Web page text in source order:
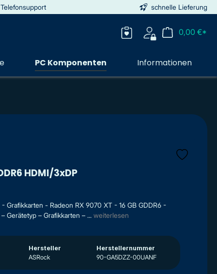
schnelle Lieferung
0,00 €*
PC Komponenten Informationen
HDMI/3xDP
Grafikkarten - Radeon RX 9070 XT - 16 GB GDDR6 -
Gerätetyp – Grafikkarten – ... weiterlesen
Hersteller
ASRock
Herstellernummer
90-GA5DZZ-00UANF